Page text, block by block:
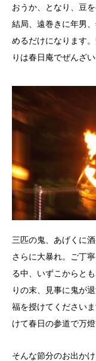
おうか、となり、豆
結局、遠巻きに年男
めるだけになります
りは春日庵でぜんざ
三匹の鬼、あげくに
さらに大暴れ。ご丁
る中、いずこからと
りの末、見事に鬼が
福を授けてください
けて春日の参道で万
そんな節分のお出か